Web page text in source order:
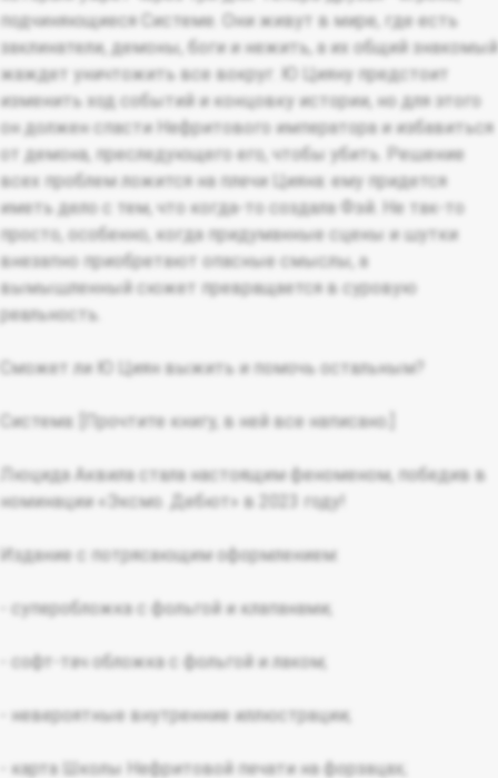
подчиняющиеся Системе. Они живут в мире, где есть
заклинатели, демоны, боги и нежить, а их общий знакомый
жаждет уничтожить все вокруг. Ю Цияну предстоит
изменить ход событий и концовку истории, но для этого
он должен спасти Нефритового императора и избавиться
от демона, преследующего его, чтобы убить. Решение
всех проблем ложится на плечи Цияна: ему придется
иметь дело с тем, что когда-то создала Фэй. Не так-то
просто, особенно, когда придуманные сцены и шутки
внезапно приобретают опасные смыслы, а
вымышленный сюжет превращается в суровую
реальность.
Сможет ли Ю Циян выжить и помочь остальным?
Система: [Прочтите книгу, в ней все написано.]
Люцида Аквила стала настоящим феноменом, победив в
номинации «Эксмо. Дебют» в 2023 году!
Издание с потрясающим оформлением:
- суперобложка с фольгой и клапанами;
- софт-тач обложка с фольгой и лаком;
- невероятные внутренние иллюстрации;
- карта Школы Нефритовой печати на форзацах;